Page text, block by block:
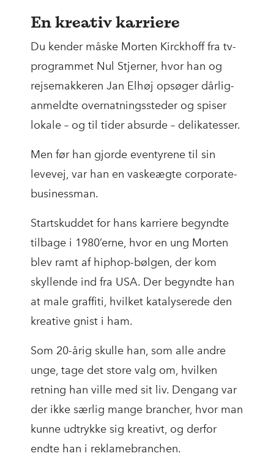
En kreativ karriere
Du kender måske Morten Kirckhoff fra tv-
programmet Nul Stjerner, hvor han og
rejsemakkeren Jan Elhøj opsøger dårlig-
anmeldte overnatningssteder og spiser
lokale – og til tider absurde – delikatesser.
Men før han gjorde eventyrene til sin
levevej, var han en vaskeægte corporate-
businessman.
Startskuddet for hans karriere begyndte
tilbage i 1980’erne, hvor en ung Morten
blev ramt af hiphop-bølgen, der kom
skyllende ind fra USA. Der begyndte han
at male graffiti, hvilket katalyserede den
kreative gnist i ham.
Som 20-årig skulle han, som alle andre
unge, tage det store valg om, hvilken
retning han ville med sit liv. Dengang var
der ikke særlig mange brancher, hvor man
kunne udtrykke sig kreativt, og derfor
endte han i reklamebranchen.